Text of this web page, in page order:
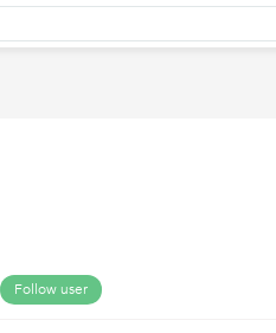
Follow user